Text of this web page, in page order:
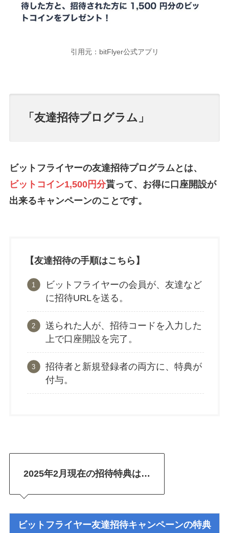
引用元：bitFlyer公式アプリ
「友達招待プログラム」
ビットフライヤーの友達招待プログラムとは、
ビットコイン1,500円分貰って、お得に口座開設が
出来るキャンペーンのことです。
【友達招待の手順はこちら】
ビットフライヤーの会員が、友達など
に招待URLを送る。
送られた人が、招待コードを入力した
上で口座開設を完了。
招待者と新規登録者の両方に、特典が
付与。
2025年2月現在の招待特典は…
ビットフライヤー友達招待キャンペーンの特典